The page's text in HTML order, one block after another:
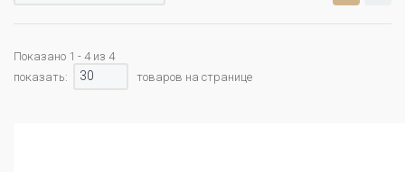
Показано 1 - 4 из 4
показать:
30 товаров на странице